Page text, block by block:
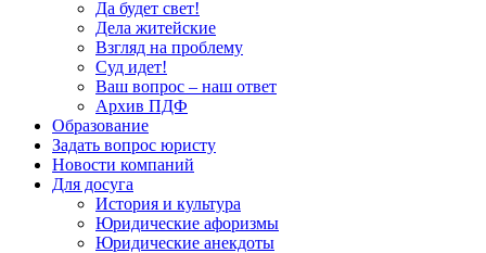
Да будет свет!
Дела житейские
Взгляд на проблему
Суд идет!
Ваш вопрос – наш ответ
Архив ПДФ
Образование
Задать вопрос юристу
Новости компаний
Для досуга
История и культура
Юридические афоризмы
Юридические анекдоты